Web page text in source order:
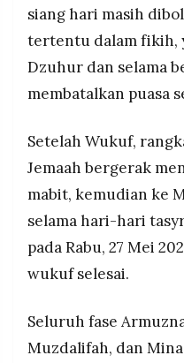
siang hari masih
tertentu dalam fikih,
Dzuhur dan selama
membatalkan puasa
Setelah Wukuf,
Jemaah bergerak
mabit, kemudian ke
selama hari-hari
pada Rabu, 27 Mei
wukuf selesai.
Seluruh fase
Muzdalifah, dan